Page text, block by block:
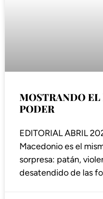
MOSTRANDO
PODER
EDITORIAL ABRIL
Macedonio es el
sorpresa: patán,
desatendido de las